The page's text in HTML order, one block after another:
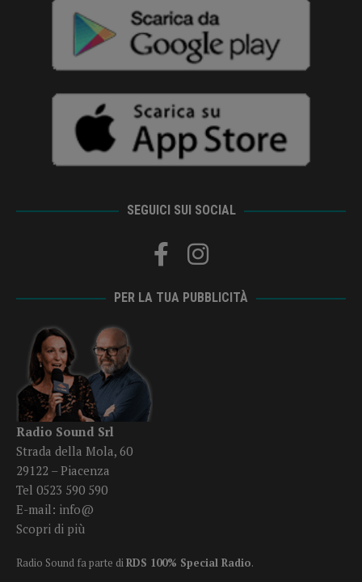
SEGUICI SUI SOCIAL
PER LA TUA PUBBLICITÀ
Radio Sound Srl
Strada della Mola, 60
29122 – Piacenza
Tel 0523 590 590
E-mail: info@
Scopri di più
Radio Sound fa parte diRDS 100% Special Radio.